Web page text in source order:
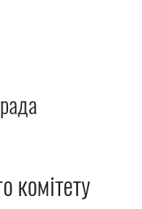
комітету